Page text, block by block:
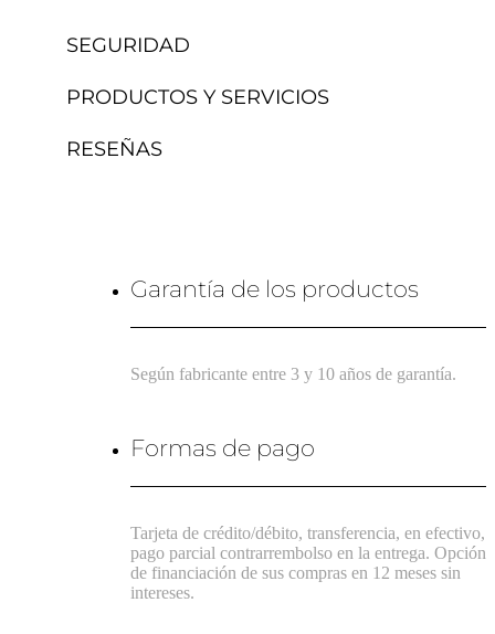
SEGURIDAD
PRODUCTOS Y SERVICIOS
RESEÑAS
Garantía de los productos
Según fabricante entre 3 y 10 años de garantía.
Formas de pago
Tarjeta de crédito/débito, transferencia, en efectivo,
pago parcial contrarrembolso en la entrega. Opción
de financiación de sus compras en 12 meses sin
intereses.